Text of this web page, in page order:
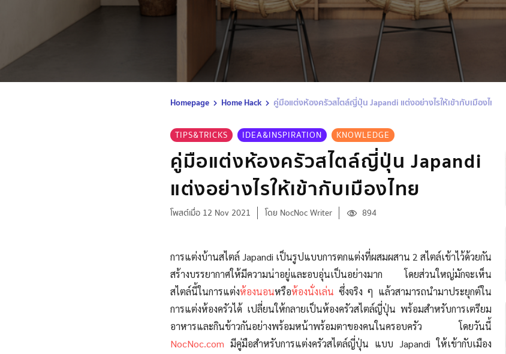
Homepage Home Hack คู่มือแต่งห้องครัวสไตล์ญี่ปุ่น Japandi แต่งอย่างไรให้เข้ากับเมืองไทย
TIPS&TRICKS IDEA&INSPIRATION KNOWLEDGE
คู่มือแต่งห้องครัวสไตล์ญี่ปุ่น Japandi
แต่งอย่างไรให้เข้ากับเมืองไทย
โพสต์เมื่อ 12 Nov 2021 โดย NocNoc Writer 894
การแต่งบ้านสไตล์ Japandi เป็นรูปแบบการตกแต่งที่ผสมผสาน 2 สไตล์เข้าไว้ด้วยกัน
สร้างบรรยากาศให้มีความน่าอยู่และอบอุ่นเป็นอย่างมาก โดยส่วนใหญ่มักจะเห็น
สไตล์นี้ในการแต่งห้องนอนหรือห้องนั่งเล่น ซึ่งจริง ๆ แล้วสามารถนำมาประยุกต์ใน
การแต่งห้องครัวได้ เปลี่ยนให้กลายเป็นห้องครัวสไตล์ญี่ปุ่น พร้อมสำหรับการเตรียม
อาหารและกินข้าวกันอย่างพร้อมหน้าพร้อมตาของคนในครอบครัว โดยวันนี้
NocNoc.com มีคู่มือสำหรับการแต่งครัวสไตล์ญี่ปุ่น แบบ Japandi ให้เข้ากับเมือง